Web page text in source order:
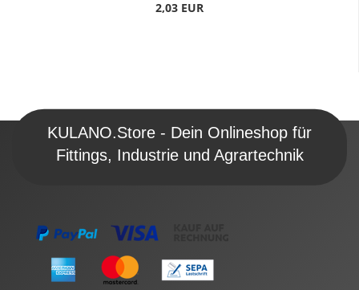
2,03 EUR
KULANO.Store - Dein Onlineshop für
Fittings, Industrie und Agrartechnik